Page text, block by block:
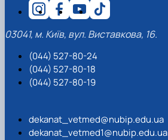
03041, м. Київ, вул. Виставкова, 16.
(044) 527-80-24
(044) 527-80-18
(044) 527-80-19
dekanat_vetmed@nubip.edu.ua
dekanat_vetmed1@nubip.edu.ua